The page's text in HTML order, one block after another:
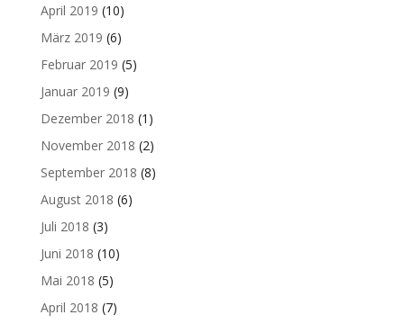
April 2019 (10)
März 2019 (6)
Februar 2019 (5)
Januar 2019 (9)
Dezember 2018 (1)
November 2018 (2)
September 2018 (8)
August 2018 (6)
Juli 2018 (3)
Juni 2018 (10)
Mai 2018 (5)
April 2018 (7)